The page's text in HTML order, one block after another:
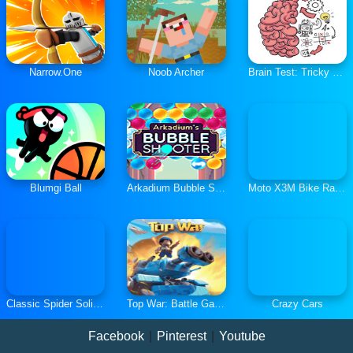
Narrow.One Noob Archer Brain Test: Tricky Puzzles
Blumgi Ball Arkadium Bubble Shooter Moto X3M Bike Race Game
Classic Spider Solitaire Top War: Battle Game Crazy Cars
Facebook Pinterest Youtube